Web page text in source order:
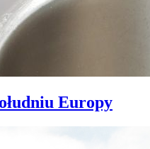
Europy